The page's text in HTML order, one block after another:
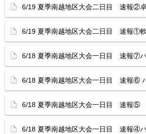
6/19 夏季南越地区大会二日目 速報②
6/19 夏季南越地区大会二日目 速報①
6/18 夏季南越地区大会一日目 速報⑦
6/18 夏季南越地区大会一日目 速報⑥
6/18 夏季南越地区大会一日目 速報⑤
6/18 夏季南越地区大会一日目 速報④